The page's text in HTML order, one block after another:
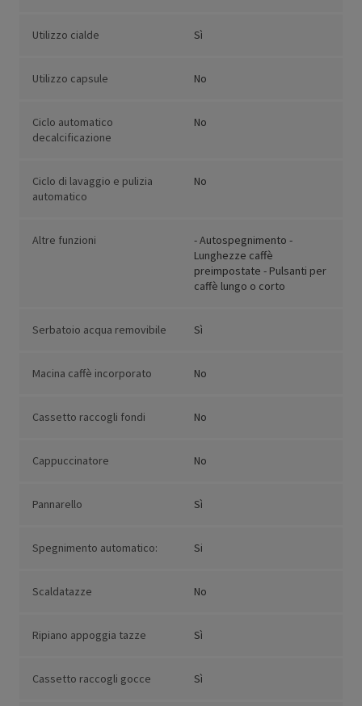
Utilizzo cialde Sì
Utilizzo capsule No
Ciclo automatico
decalcificazione
No
Ciclo di lavaggio e pulizia
automatico
No
Altre funzioni
- Autospegnimento -
Lunghezze caffè
preimpostate - Pulsanti per
caffè lungo o corto
Serbatoio acqua removibile Sì
Macina caffè incorporato No
Cassetto raccogli fondi No
Cappuccinatore No
Pannarello Sì
Spegnimento automatico: Si
Scaldatazze No
Ripiano appoggia tazze Sì
Cassetto raccogli gocce Sì